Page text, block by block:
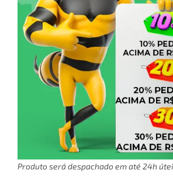
Produto será despachado em até 24h